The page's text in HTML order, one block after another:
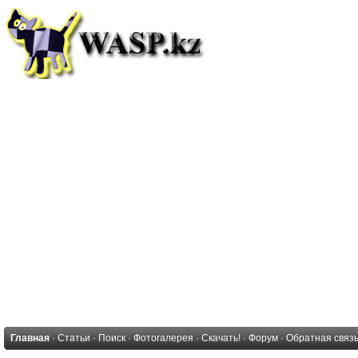
Главная · Статьи · Поиск · Фотогалерея · Скачать! · Форум · Обратная связь